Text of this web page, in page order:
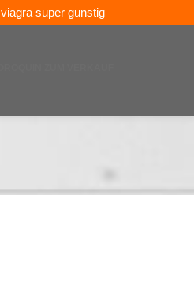
viagra super gunstig